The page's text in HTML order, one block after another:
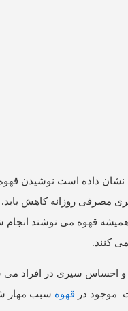
وزن انجام شده ، نشان داده است
مصرفی روزانه کاهش یابد.
قهوه می نوشند
کنند.
سیری در افراد می
موجود در قهوه سبب مهار